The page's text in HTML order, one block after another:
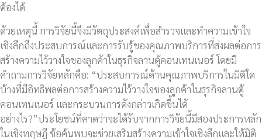
ต้องได้
ด้วยเหตุนี้ การวิจัยนี้จึงมีวัตถุประสงค์เพื่อสำรวจและทำความเข้าใจ
เชิงลึกถึงประสบการณ์และการรับรู้ของคุณภาพบริการที่ส่งผลต่อการ
สร้างความไว้วางใจของลูกค้าในธุรกิจลานตู้คอนเทนเนอร์ โดยมี
คำถามการวิจัยหลักคือ: “ประสบการณ์ด้านคุณภาพบริการในมิติใด
บ้างที่มีอิทธิพลต่อการสร้างความไว้วางใจของลูกค้าในธุรกิจลานตู้
คอนเทนเนอร์ และกระบวนการดังกล่าวเกิดขึ้นได้
อย่างไร?”ประโยชน์ที่คาดว่าจะได้รับจากการวิจัยนี้มีสองประการหลัก
ในเชิงทฤษฎี ข้อค้นพบจะช่วยเสริมสร้างความเข้าใจเชิงลึกและให้มิติ